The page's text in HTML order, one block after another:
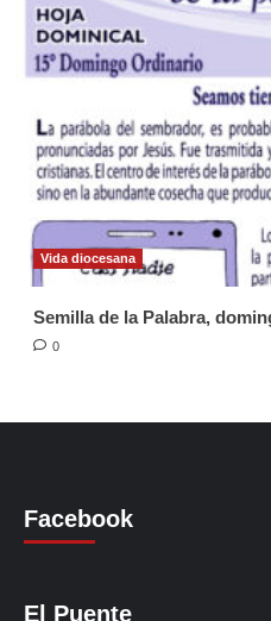
Vida diocesana
Semilla de la Palabra,
0
Facebook
El Puente